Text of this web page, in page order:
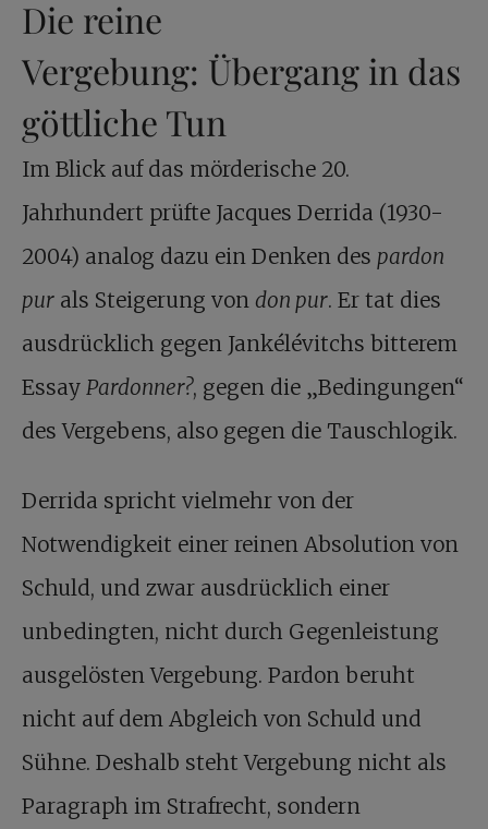
Die reine
Vergebung: Übergang in das
göttliche Tun
Im Blick auf das mörderische 20.
Jahrhundert prüfte Jacques Derrida (1930-
2004) analog dazu ein Denken des pardon
pur als Steigerung von don pur. Er tat dies
ausdrücklich gegen Jankélévitchs bitterem
Essay Pardonner?, gegen die „Bedingungen“
des Vergebens, also gegen die Tauschlogik.
Derrida spricht vielmehr von der
Notwendigkeit einer reinen Absolution von
Schuld, und zwar ausdrücklich einer
unbedingten, nicht durch Gegenleistung
ausgelösten Vergebung. Pardon beruht
nicht auf dem Abgleich von Schuld und
Sühne. Deshalb steht Vergebung nicht als
Paragraph im Strafrecht, sondern